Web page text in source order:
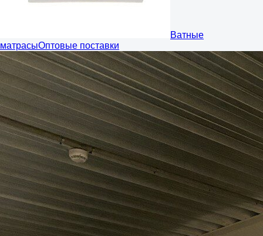
Ватные
матрасыОптовые поставки